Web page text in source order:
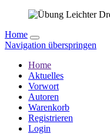
Home
Navigation überspringen
Home
Aktuelles
Vorwort
Autoren
Warenkorb
Registrieren
Login